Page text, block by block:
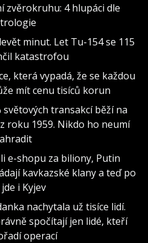
zvěrokruhu: 4 hlupáci dle
minut. Let Tu-154 se 115
katastrofou
která vypadá, že se každou
mít cenu tisíců korun
světových transakcí běží na
roku 1959. Nikdo ho neumí
e-shopu za biliony, Putin
kavkazské klany a teď po
i Kyjev
nachytala už tisíce lidí.
spočítají jen lidé, kteří
operací